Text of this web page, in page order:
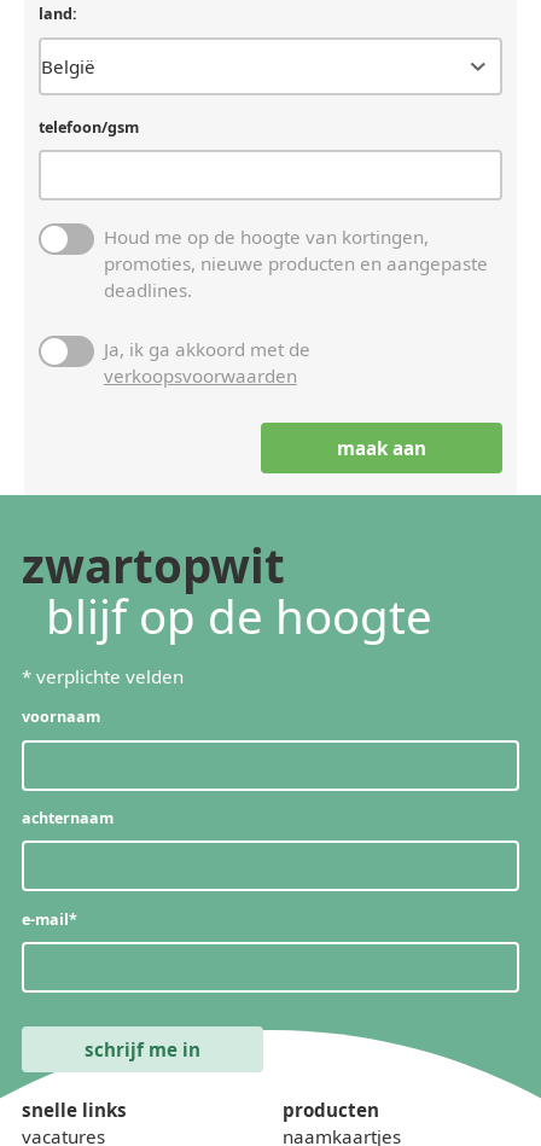
land:
telefoon/gsm
Houd me op de hoogte van kortingen,
promoties, nieuwe producten en aangepaste
deadlines.
Ja, ik ga akkoord met de
verkoopsvoorwaarden
zwartopwit
blijf op de hoogte
* verplichte velden
voornaam
achternaam
e-mail*
snelle links
vacatures
producten
naamkaartjes